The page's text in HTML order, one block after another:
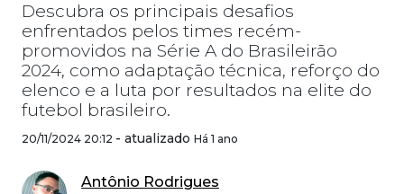
Descubra os principais desafios
enfrentados pelos times recém-
promovidos na Série A do Brasileirão
2024, como adaptação técnica, reforço do
elenco e a luta por resultados na elite do
futebol brasileiro.
20/11/2024 20:12 - atualizado Há 1 ano
Antônio Rodrigues